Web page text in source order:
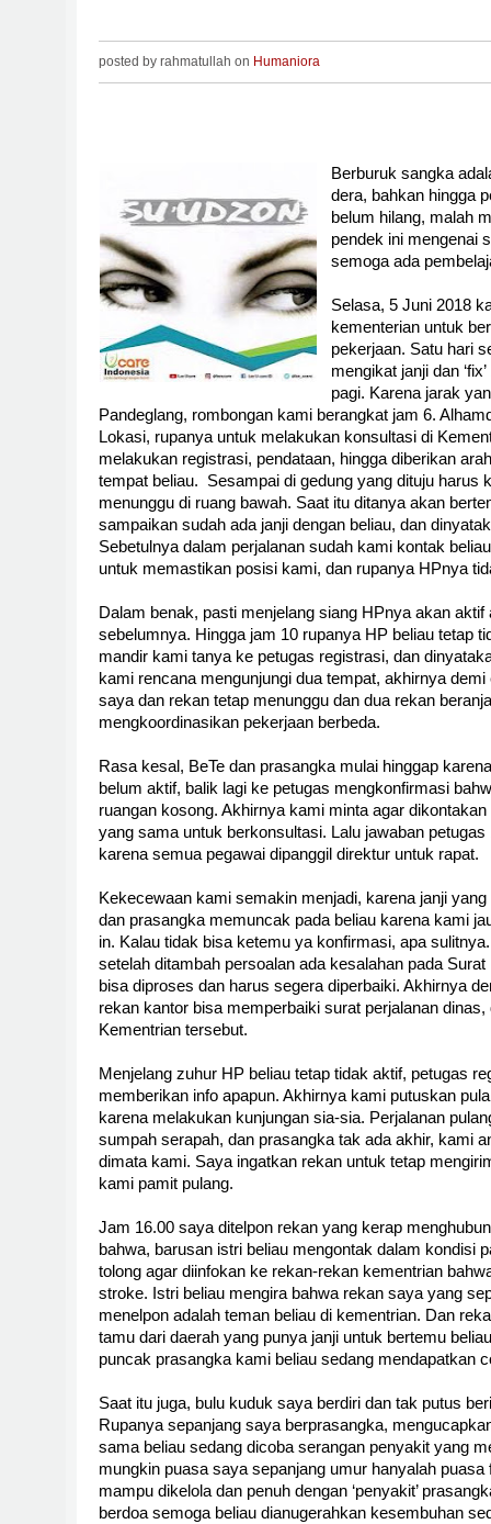
posted by rahmatullah on Humaniora
Berburuk sangka
dera, bahkan hingga
belum hilang, malah
pendek ini mengenai
semoga ada
Selasa, 5 Juni 2018
kementerian untuk
pekerjaan. Satu hari
mengikat janji dan
pagi. Karena jarak
Pandeglang, rombongan kami berangkat jam 6.
Lokasi, rupanya untuk melakukan konsultasi di
melakukan registrasi, pendataan, hingga diberikan
tempat beliau. Sesampai di gedung yang dituju harus
menunggu di ruang bawah. Saat itu ditanya akan
sampaikan sudah ada janji dengan beliau, dan
Sebetulnya dalam perjalanan sudah kami kontak
untuk memastikan posisi kami, dan rupanya HPnya
Dalam benak, pasti menjelang siang HPnya akan
sebelumnya. Hingga jam 10 rupanya HP beliau tetap
mandir kami tanya ke petugas registrasi, dan
kami rencana mengunjungi dua tempat, akhirnya
saya dan rekan tetap menunggu dan dua rekan
mengkoordinasikan pekerjaan berbeda.
Rasa kesal, BeTe dan prasangka mulai hinggap
belum aktif, balik lagi ke petugas mengkonfirmasi
ruangan kosong. Akhirnya kami minta agar
yang sama untuk berkonsultasi. Lalu jawaban
karena semua pegawai dipanggil direktur untuk rapat.
Kekecewaan kami semakin menjadi, karena janji
dan prasangka memuncak pada beliau karena kami
in. Kalau tidak bisa ketemu ya konfirmasi, apa
setelah ditambah persoalan ada kesalahan pada
bisa diproses dan harus segera diperbaiki. Akhirnya
rekan kantor bisa memperbaiki surat perjalanan
Kementrian tersebut.
Menjelang zuhur HP beliau tetap tidak aktif, petugas
memberikan info apapun. Akhirnya kami putuskan
karena melakukan kunjungan sia-sia. Perjalanan
sumpah serapah, dan prasangka tak ada akhir, kami
dimata kami. Saya ingatkan rekan untuk tetap
kami pamit pulang.
Jam 16.00 saya ditelpon rekan yang kerap
bahwa, barusan istri beliau mengontak dalam kondisi
tolong agar diinfokan ke rekan-rekan kementrian
stroke. Istri beliau mengira bahwa rekan saya yang
menelpon adalah teman beliau di kementrian. Dan
tamu dari daerah yang punya janji untuk bertemu
puncak prasangka kami beliau sedang mendapatkan
Saat itu juga, bulu kuduk saya berdiri dan tak putus
Rupanya sepanjang saya berprasangka,
sama beliau sedang dicoba serangan penyakit yang
mungkin puasa saya sepanjang umur hanyalah
mampu dikelola dan penuh dengan ‘penyakit’
berdoa semoga beliau dianugerahkan kesembuhan